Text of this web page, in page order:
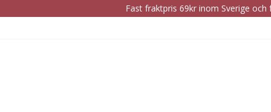
Fast fraktpris 69kr inom Sverige